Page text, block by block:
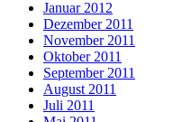
Januar 2012
Dezember 2011
November 2011
Oktober 2011
September 2011
August 2011
Juli 2011